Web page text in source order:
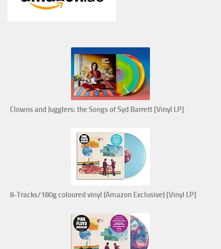
Clowns and Jugglers: the Songs of Syd Barrett [Vinyl LP]
8-Tracks/180g coloured vinyl (Amazon Exclusive) [Vinyl LP]